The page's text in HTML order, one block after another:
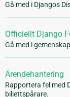
Gå med i Djangos
Officiellt Django
Gå med i
Ärendehantering
Rapportera fel med
biljettspårare.